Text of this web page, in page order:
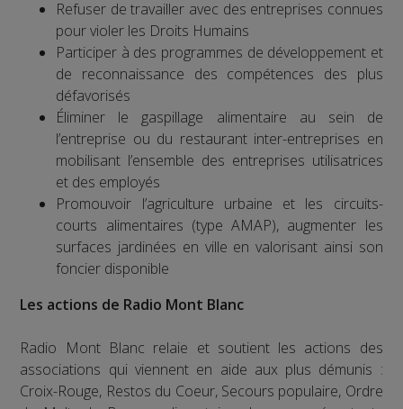
Refuser de travailler avec des entreprises connues
pour violer les Droits Humains
Participer à des programmes de développement et
de reconnaissance des compétences des plus
défavorisés
Éliminer le gaspillage alimentaire au sein de
l’entreprise ou du restaurant inter-entreprises en
mobilisant l’ensemble des entreprises utilisatrices
et des employés
Promouvoir l’agriculture urbaine et les circuits-
courts alimentaires (type AMAP), augmenter les
surfaces jardinées en ville en valorisant ainsi son
foncier disponible
Les actions de Radio Mont Blanc
Radio Mont Blanc relaie et soutient les actions des
associations qui viennent en aide aux plus démunis :
Croix-Rouge, Restos du Coeur, Secours populaire, Ordre